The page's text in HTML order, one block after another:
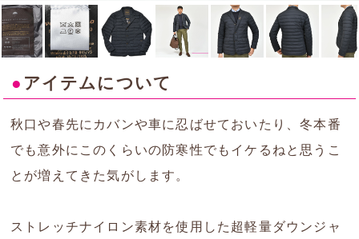
● アイテムについて
秋口や春先にカバンや車に忍ばせておいたり、冬本番
でも意外にこのくらいの防寒性でもイケるねと思うこ
とが増えてきた気がします。
ストレッチナイロン素材を使用した超軽量ダウンジャ